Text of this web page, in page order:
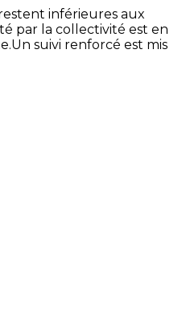
inférieures aux
par la collectivité est en
suivi renforcé est mis